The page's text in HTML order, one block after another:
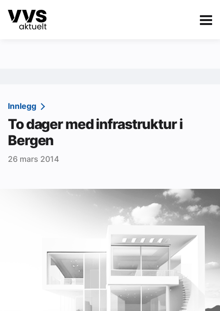
Kategorier
Sanitær
Ventilasjon
Varme og energi
Kontakt oss:
Abonner på fagbladet Byggfakta Nyheter
Innlegg
To dager med infrastruktur i
Bergen
26 mars 2014